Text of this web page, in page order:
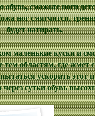
обувь, смажьте ноги
ног смягчится,
будет натирать.
маленькие куски и
тем областям, где жмет
ускорить
сутки обувь